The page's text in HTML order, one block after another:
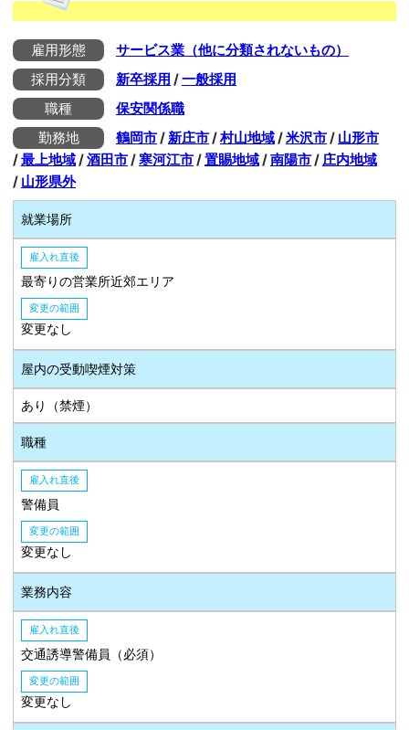
雇用形態
サービス業（他に分類されないもの）
採用分類
新卒採用 /一般採用
職種
保安関係職
勤務地
鶴岡市 / 新庄市 /村山地域 /米沢市 / 山形市
/最上地域 /酒田市 /寒河江市 /置賜地域 /南陽市 / 庄内地域
/ 山形県外
就業場所
雇入れ直後
最寄りの営業所近郊エリア
変更の範囲
変更なし
屋内の受動喫煙対策
あり（禁煙）
職種
雇入れ直後
警備員
変更の範囲
変更なし
業務内容
雇入れ直後
交通誘導警備員（必須）
変更の範囲
変更なし